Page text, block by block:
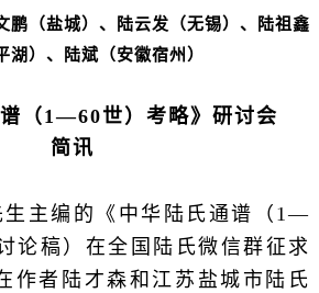
鹏（盐城）、陆云发（无锡）、陆祖鑫
湖）、陆斌（安徽宿州）
谱（1—60世）考略》研讨会
简讯
生主编的《中华陆氏通谱（1—
论稿）在全国陆氏微信群征求
作者陆才森和江苏盐城市陆氏